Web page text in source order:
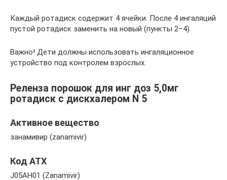
Каждый ротадиск содержит 4 ячейки. После 4 ингаляций
пустой ротадиск заменить на новый (пункты 2–4).
Важно! Дети должны использовать ингаляционное
устройство под контролем взрослых.
Реленза порошок для инг доз 5,0мг
ротадиск с дискхалером N 5
Активное вещество
занамивир (zanamivir)
Код АТХ
J05AH01 (Zanamivir)